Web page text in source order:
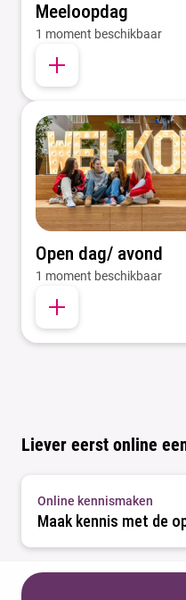
Meeloopdag
1 moment beschikbaar
Open dag/ avond
1 moment beschikbaar
Liever eerst online
Online kennismaken
Maak kennis met de